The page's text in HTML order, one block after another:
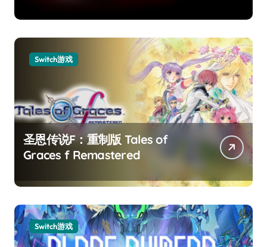
Switch游戏
圣恩传说F：重制版 Tales of
Graces f Remastered
Switch游戏